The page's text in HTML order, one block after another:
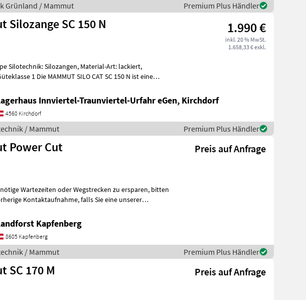
Grünland / Mammut Premium Plus Händler
Silozange SC 150 N 1.990 €
inkl. 20 % MwSt.
1.658,33 € exkl.
Silotechnik: Silozangen, Material-Art: lackiert,
1 Die MAMMUT SILO CAT SC 150 N ist eine
Innviertel-Traunviertel-Urfahr eGen, Kirchdorf
4560 Kirchdorf
/ Mammut Premium Plus Händler
Power Cut Preis auf Anfrage
Wartezeiten oder Wegstrecken zu ersparen, bitten
falls Sie eine unserer
Kapfenberg
8605 Kapfenberg
/ Mammut Premium Plus Händler
SC 170 M Preis auf Anfrage